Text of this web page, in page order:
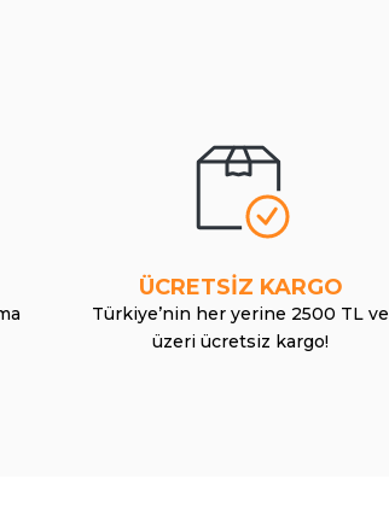
ÜCRETSİZ KARGO
Türkiye’nin her yerine 2500 TL ve
üzeri ücretsiz kargo!